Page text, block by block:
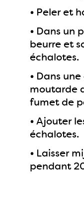
• Peler et
• Dans un
beurre et
échalotes.
• Dans
moutarde
fumet de
•Ajouter
échalotes.
• Laisser
pendant